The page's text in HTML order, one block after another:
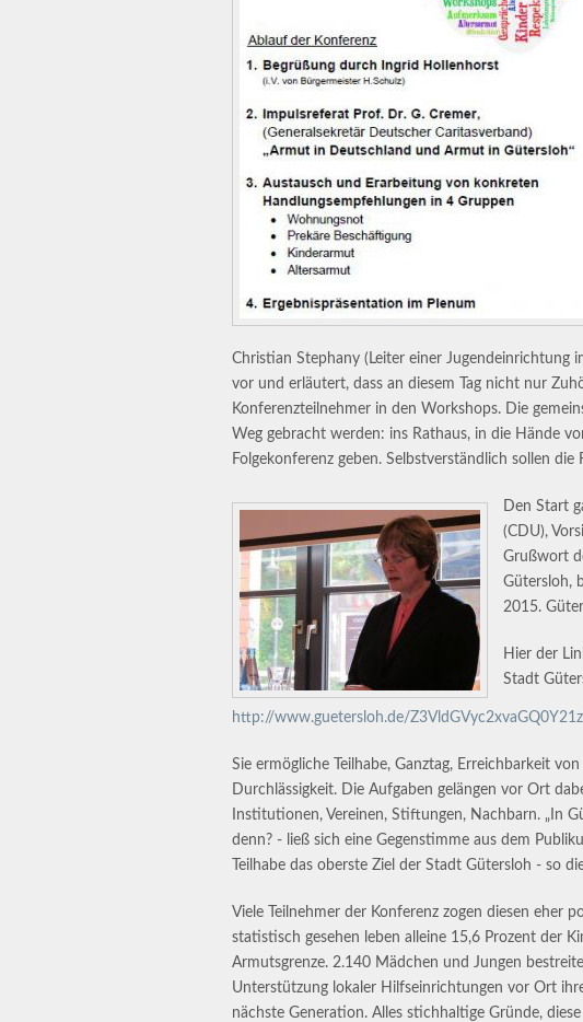
Christian Stephany (Leiter einer Jugendeinrichtung
vor und erläutert, dass an diesem Tag nicht nur
Konferenzteilnehmer in den Workshops. Die
Weg gebracht werden: ins Rathaus, in die Hände
Folgekonferenz geben. Selbstverständlich sollen
Den Start
(CDU),
Grußwort
Gütersloh,
2015.
Hier der
Stadt
http://www.guetersloh.de/
Sie ermögliche Teilhabe, Ganztag, Erreichbarkeit
Durchlässigkeit. Die Aufgaben gelängen vor Ort
Institutionen, Vereinen, Stiftungen, Nachbarn. „In
denn? - ließ sich eine Gegenstimme aus dem
Teilhabe das oberste Ziel der Stadt Gütersloh - so
Viele Teilnehmer der Konferenz zogen diesen eher
statistisch gesehen leben alleine 15,6 Prozent der
Armutsgrenze. 2.140 Mädchen und Jungen
Unterstützung lokaler Hilfseinrichtungen vor Ort
nächste Generation. Alles stichhaltige Gründe,